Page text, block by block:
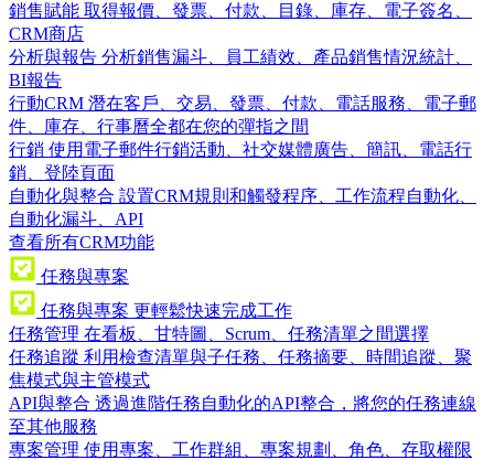
銷售賦能 取得報價、發票、付款、目錄、庫存、電子簽名、
CRM商店
分析與報告 分析銷售漏斗、員工績效、產品銷售情況統計、
BI報告
行動CRM 潛在客戶、交易、發票、付款、電話服務、電子郵
件、庫存、行事曆全都在您的彈指之間
行銷 使用電子郵件行銷活動、社交媒體廣告、簡訊、電話行
銷、登陸頁面
自動化與整合 設置CRM規則和觸發程序、工作流程自動化、
自動化漏斗、API
查看所有CRM功能
任務與專案
任務與專案 更輕鬆快速完成工作
任務管理 在看板、甘特圖、Scrum、任務清單之間選擇
任務追蹤 利用檢查清單與子任務、任務摘要、時間追蹤、聚
焦模式與主管模式
API與整合 透過進階任務自動化的API整合，將您的任務連線
至其他服務
專案管理 使用專案、工作群組、專案規劃、角色、存取權限